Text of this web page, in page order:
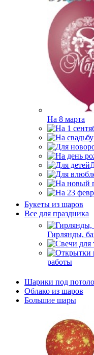
На 8 марта
Букеты из шаров
Bсе для праздника
Гирлянды,
работы
Шарики под
Облако из шаров
Большие шары